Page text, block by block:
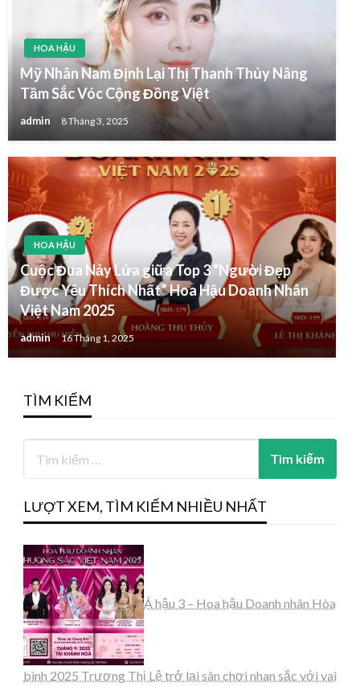
HOA HẬU
Mỹ Nhân Nam Định Lại Thị Thanh Thủy Nâng
Tầm Sắc Vóc Cộng Đồng Việt
admin 8 Tháng 3, 2025
HOA HẬU
Cuộc Đua Nảy Lửa giữa Top 3 “Người Đẹp
Được Yêu Thích Nhất” Hoa Hậu Doanh Nhân
Việt Nam 2025
admin 16 Tháng 1, 2025
TÌM KIẾM
LƯỢT XEM, TÌM KIẾM NHIỀU NHẤT
Á hậu 3 – Hoa hậu Doanh nhân Hòa
bình 2025 Trương Thị Lệ trở lại sân chơi nhan sắc với vai